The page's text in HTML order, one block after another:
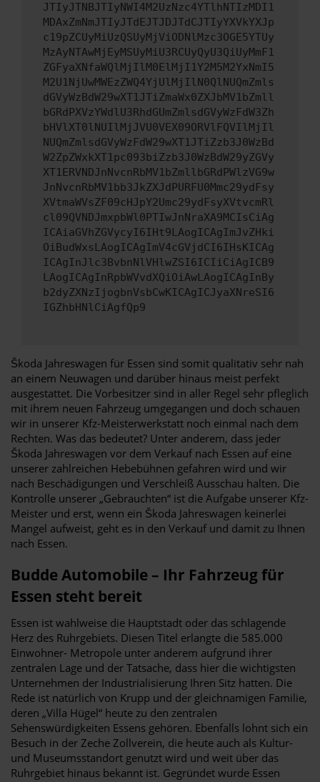
JTIyJTNBJTIyNWI4M2UzNzc4YTlhNTIzMDI1
MDAxZmNmJTIyJTdEJTJDJTdCJTIyYXVkYXJp
c19pZCUyMiUzQSUyMjViODNlMzc3OGE5YTUy
MzAyNTAwMjEyMSUyMiU3RCUyQyU3QiUyMmF1
ZGFyaXNfaWQlMjIlM0ElMjI1Y2M5M2YxNmI5
M2U1NjUwMWEzZWQ4YjUlMjIlN0QlNUQmZmls
dGVyWzBdW29wXT1JTiZmaWx0ZXJbMV1bZmll
bGRdPXVzYWdlU3RhdGUmZmlsdGVyWzFdW3Zh
bHVlXT0lNUIlMjJVU0VEX09ORVlFQVIlMjIl
NUQmZmlsdGVyWzFdW29wXT1JTiZzb3J0WzBd
W2ZpZWxkXT1pc093biZzb3J0WzBdW29yZGVy
XT1ERVNDJnNvcnRbMV1bZmllbGRdPWlzVG9w
JnNvcnRbMV1bb3JkZXJdPURFU0Mmc29ydFsy
XVtmaWVsZF09cHJpY2Umc29ydFsyXVtvcmRl
cl09QVNDJmxpbWl0PTIwJnNraXA9MCIsCiAg
ICAiaGVhZGVycyI6IHt9LAogICAgImJvZHki
OiBudWxsLAogICAgImV4cGVjdCI6IHsKICAg
ICAgInJlc3BvbnNlVHlwZSI6ICIiCiAgICB9
LAogICAgInRpbWVvdXQiOiAwLAogICAgInBy
b2dyZXNzIjogbnVsbCwKICAgICJyaXNreSI6
IGZhbHNlCiAgfQp9
Škoda Jahreswagen für Essen sind somit qualitativ sehr nah
an einem Neuwagen und darüber hinaus meist perfekt
ausgestattet. Die Vorbesitzer sind in aller Regel sehr pfleglich
mit ihrem neuen Fahrzeug umgegangen und doch schauen
wir in unserer Kfz-Meisterwerkstatt noch einmal nach dem
Rechten. Was das bedeutet? Unter anderem, dass jeder
Škoda Jahreswagen vor dem Verkauf nach Essen auf eine
unserer zahlreichen Hebebühnen gefahren wird und wir
nach Beschädigungen und Verschleiß Ausschau halten. Die
Kontrolle unserer „Gebrauchten“ ist die Aufgabe unserer Kfz-
Meister und erst, wenn ein Škoda Jahreswagen keinerlei
Mangel aufweist, geht es in den Verkauf und damit zu Ihnen
nach Essen.
Budde Automobile – Ihr Fahrzeug für
Essen steht bereit
Essen ist wahlweise die Hauptstadt oder das schlagende
Herz des Ruhrgebiets. Diesen Titel erlangte die 585.000
Einwohner- Metropole unter anderem aufgrund ihrer
zentralen Lage und der Tatsache, dass hier die wichtigsten
Unternehmen der Industrialisierung Ihren Sitz hatten. Die
Rede ist natürlich von Krupp und der gleichnamigen Familie,
deren „Villa Hügel“ heute zu den zentralen
Sehenswürdigkeiten Essens gehören. Ebenfalls lohnt sich ein
Besuch in der Zeche Zollverein, die heute auch als Kultur-
und Museumsstandort genutzt wird und weit über das
Ruhrgebiet hinaus bekannt ist. Gegründet wurde Essen